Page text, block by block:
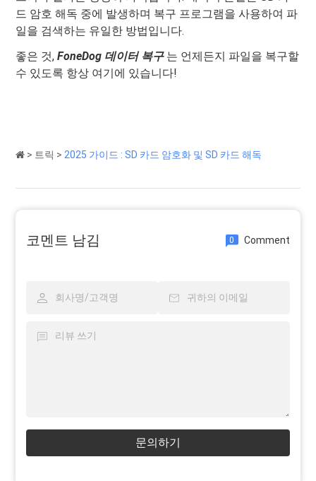
드 암호 해독 중에 발생하며 복구 프로그램을 사용하여 파
일을 검색하는 유일한 방법입니다.
좋은 것,FoneDog 데이터 복구는 언제든지 파일을 복구할
수 있도록 항상 여기에 있습니다!
> 트릭 > 2025 가이드 : SD 카드 암호화 및 SD 카드 해독
코멘트 남김 0 Comment
문의하기